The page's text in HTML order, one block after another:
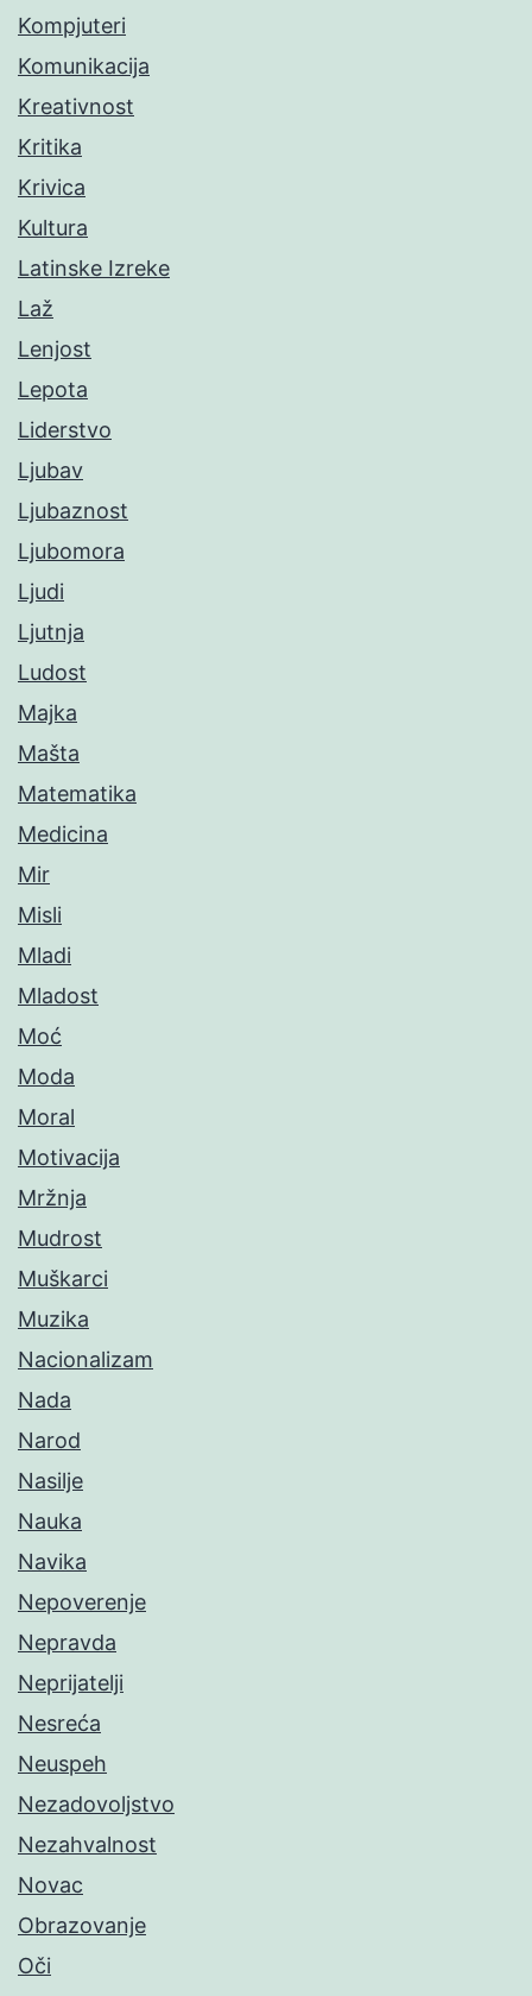
Kompjuteri
Komunikacija
Kreativnost
Kritika
Krivica
Kultura
Latinske Izreke
Laž
Lenjost
Lepota
Liderstvo
Ljubav
Ljubaznost
Ljubomora
Ljudi
Ljutnja
Ludost
Majka
Mašta
Matematika
Medicina
Mir
Misli
Mladi
Mladost
Moć
Moda
Moral
Motivacija
Mržnja
Mudrost
Muškarci
Muzika
Nacionalizam
Nada
Narod
Nasilje
Nauka
Navika
Nepoverenje
Nepravda
Neprijatelji
Nesreća
Neuspeh
Nezadovoljstvo
Nezahvalnost
Novac
Obrazovanje
Oči